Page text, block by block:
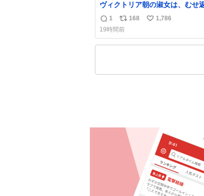
ヴィクトリア朝の淑女は、むせ
の香水を身につけるものではな
た。それでも香水は、髪や肌の
くらい、ヴィクトリア朝の女性
に欠かせないものだった。 当時の香水は、現
返
信
数
1
リ
ポ
ス
168
い
ね
1,786
19時間前